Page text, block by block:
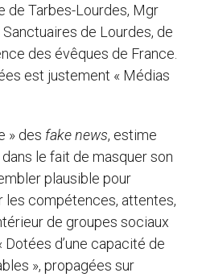
de Tarbes-Lourdes, Mgr
de Lourdes, de
des évêques de France.
est justement « Médias
» des fake news, estime
le fait de masquer son
plausible pour
les compétences, attentes,
de groupes sociaux
Dotées d’une capacité de
», propagées sur